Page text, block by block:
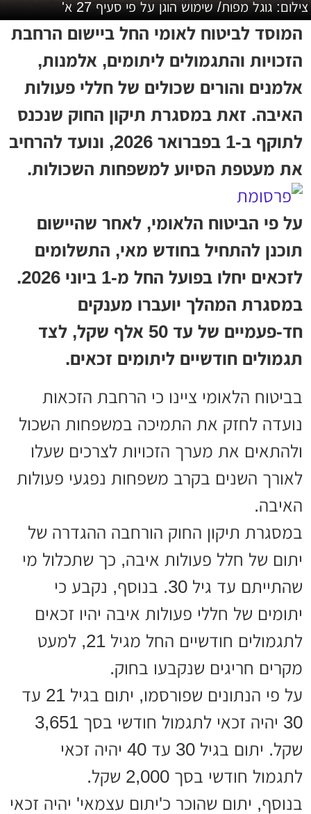
צילום: גוגל מפות/ שימוש הוגן על פי סעיף 27 א'
המוסד לביטוח לאומי החל ביישום הרחבת
הזכויות והתגמולים ליתומים, אלמנות,
אלמנים והורים שכולים של חללי פעולות
האיבה. זאת במסגרת תיקון החוק שנכנס
לתוקף ב-1 בפברואר 2026, ונועד להרחיב
את מעטפת הסיוע למשפחות השכולות.
על פי הביטוח הלאומי, לאחר שהיישום
תוכנן להתחיל בחודש מאי, התשלומים
לזכאים יחלו בפועל החל מ-1 ביוני 2026.
במסגרת המהלך יועברו מענקים
חד-פעמיים של עד 50 אלף שקל, לצד
תגמולים חודשיים ליתומים זכאים.
בביטוח הלאומי ציינו כי הרחבת הזכאות
נועדה לחזק את התמיכה במשפחות השכול
ולהתאים את מערך הזכויות לצרכים שעלו
לאורך השנים בקרב משפחות נפגעי פעולות
האיבה.
במסגרת תיקון החוק הורחבה ההגדרה של
יתום של חלל פעולות איבה, כך שתכלול מי
שהתייתם עד גיל 30. בנוסף, נקבע כי
יתומים של חללי פעולות איבה יהיו זכאים
לתגמולים חודשיים החל מגיל 21, למעט
מקרים חריגים שנקבעו בחוק.
על פי הנתונים שפורסמו, יתום בגיל 21 עד
30 יהיה זכאי לתגמול חודשי בסך 3,651
שקל. יתום בגיל 30 עד 40 יהיה זכאי
לתגמול חודשי בסך 2,000 שקל.
בנוסף, יתום שהוכר כ'יתום עצמאי' יהיה זכאי